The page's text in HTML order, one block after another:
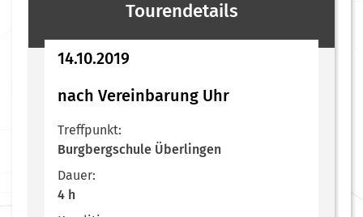
Tourendetails
14.10.2019
nach Vereinbarung Uhr
Treffpunkt:
Burgbergschule Überlingen
Dauer:
4 h